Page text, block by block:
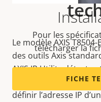
Le modèle AXIS
des outils Axis
AXIS IP Utility détecte
périphériques Axis sur
définir l’adresse IP
Pour les
télécharger la
FICHE